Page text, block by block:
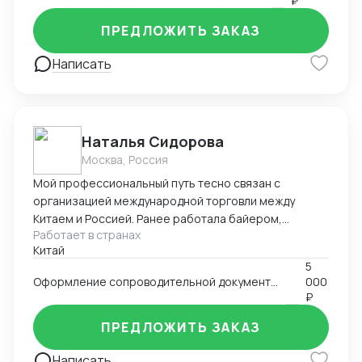
отгрузки.
Написать
ПРЕДЛОЖИТЬ ЗАКАЗ
Наталья Сидорова
Москва, Россия
Мой профессиональный путь тесно связан с
организацией международной торговли между
Китаем и Россией. Ранее работала байером,
отправляла на территорию РФ товары различных
ниш (детские товары, одежда, мебель, техника).
Самостоятельно занималась поиском товаров на
китайских площаках, вела переговоры с фабриками и
организовывала логистику. В настоящее время я
работаю в автосалоне «AutoLuxUnion», где
полностью сопровождаю вопросы импорта: от
Работает в странах
Китай
Оформление сопроводительной документации для таможенных органов РФ
5
000
₽
ПРЕДЛОЖИТЬ ЗАКАЗ